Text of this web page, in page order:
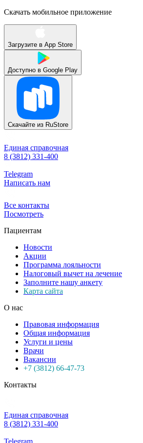
Скачать мобильное приложение
Загрузите в App Store
Доступно в Google Play
Скачайте из RuStore
Единая справочная
8 (3812) 331-400
Telegram
Написать нам
Все контакты
Посмотреть
Пациентам
Новости
Акции
Программа лояльности
Налоговый вычет на лечение
Заполните нашу анкету
Карта сайта
О нас
Правовая информация
Общая информация
Услуги и цены
Врачи
Вакансии
+7 (3812) 66-47-73
Контакты
Единая справочная
8 (3812) 331-400
Telegram